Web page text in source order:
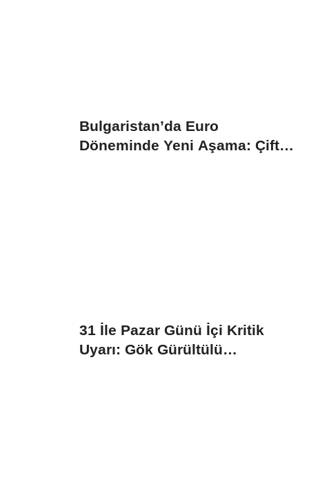
Bulgaristan’da Euro
Döneminde Yeni Aşama: Çift
31 İle Pazar Günü İçi Kritik
Uyarı: Gök Gürültülü